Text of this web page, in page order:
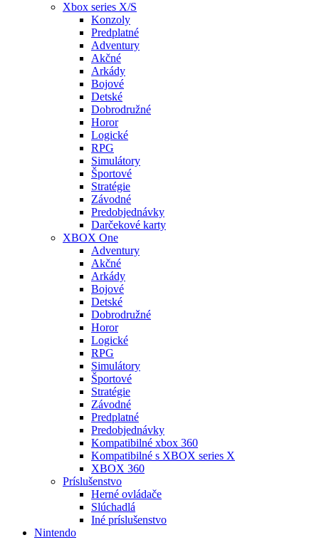
Xbox series X/S
Konzoly
Predplatné
Adventury
Akčné
Arkády
Bojové
Detské
Dobrodružné
Horor
Logické
RPG
Simulátory
Športové
Stratégie
Závodné
Predobjednávky
Darčekové karty
XBOX One
Adventury
Akčné
Arkády
Bojové
Detské
Dobrodružné
Horor
Logické
RPG
Simulátory
Športové
Stratégie
Závodné
Predplatné
Predobjednávky
Kompatibilné xbox 360
Kompatibilné s XBOX series X
XBOX 360
Príslušenstvo
Herné ovládače
Slúchadlá
Iné príslušenstvo
Nintendo